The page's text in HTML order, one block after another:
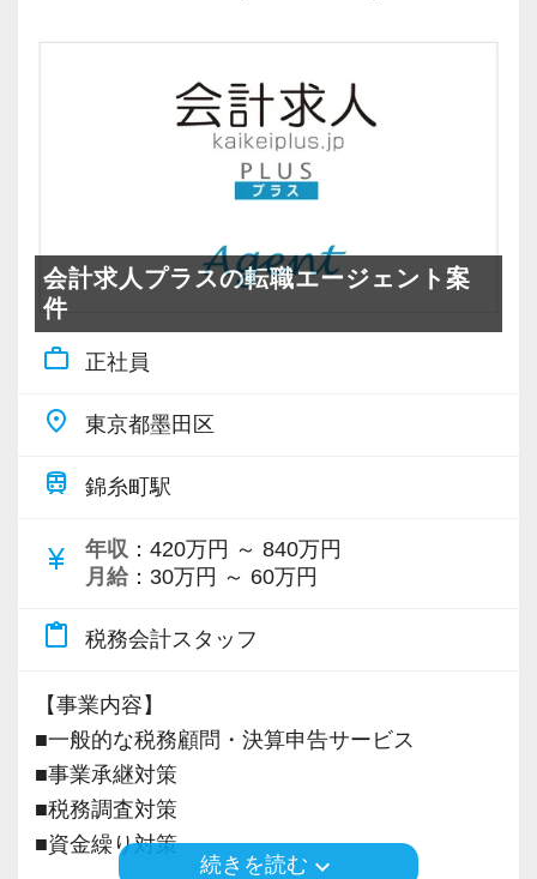
▽採用サイト
職場環境やスタッフのインタビューなど、掲載
しております！
https://www.mountain.co.jp/recruiting/
■キャリアプランの一例 〜「監査担当＋得意分
野」で広がる活躍の場〜
当社では、多くの職員が「監査担当」としての
役割に加えて、自身の得意分野を活かして活躍
一人ひとりの強みや興味に合わせて、専門性を
伸ばしていけるのが当社の特徴です。
13年目職員
監査担当（約30件） ＋ 生損保部門長として
前顧問先の保険見直しや提案をリード → 保
険の知識を活かして経営支援の幅を広げていま
9年目職員
かし、DX支援を担当 → 顧問先のクラウド
す。
8年目職員
監査担当（約35件） ＋ 規模の大きい法人や
医療法人を多数担当 → 高度な税務処理スキ
会計求人プラスの転職エージェント案
件
work_outline 正社員
place 東京都墨田区
train 錦糸町駅
currency_yen 年収 ：420万円 ～ 840万円
月給 ：30万円 ～ 60万円
content_paste 税務会計スタッフ
【事業内容】
■一般的な税務顧問・決算申告サービス
■事業承継対策
■税務調査対策
■資金繰り対策
続きを読む keyboard_arrow_down